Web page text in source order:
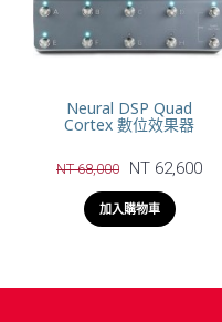
Neural DSP Quad
Cortex 數位效果器
NT 68,000 NT 62,600
加入購物車